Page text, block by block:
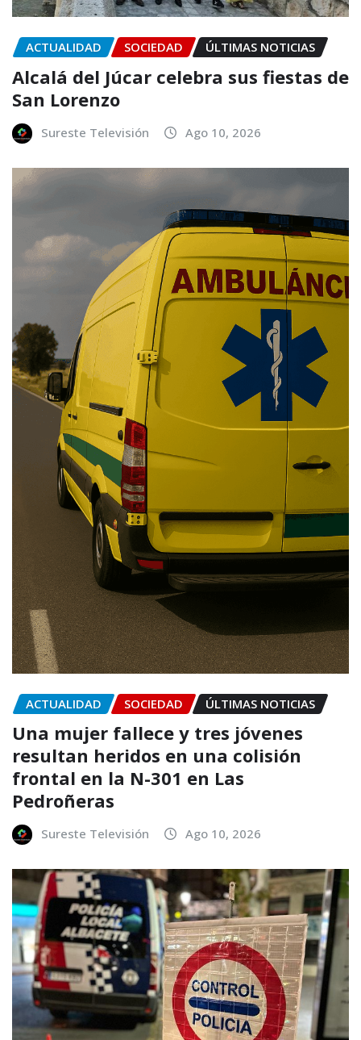
ACTUALIDAD SOCIEDAD ÚLTIMAS NOTICIAS
Alcalá del Júcar celebra sus fiestas de
San Lorenzo
Sureste Televisión Ago 10, 2026
ACTUALIDAD SOCIEDAD ÚLTIMAS NOTICIAS
Una mujer fallece y tres jóvenes
resultan heridos en una colisión
frontal en la N-301 en Las
Pedroñeras
Sureste Televisión Ago 10, 2026